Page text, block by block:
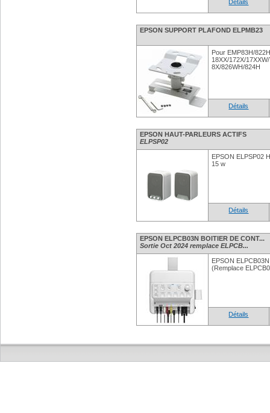
Détails
EPSON SUPPORT PLAFOND ELPMB23
Pour EMP83H/
18XX/172X/
8X/826WH/824H
Détails
EPSON HAUT-PARLEURS ACTIFS
ELPSP02
EPSON ELPSP02
15 w
Détails
EPSON ELPCB03N BOITIER DE CONT...
Sortie Oct 2024 remplace ELPCB...
EPSON
(Remplace
Détails